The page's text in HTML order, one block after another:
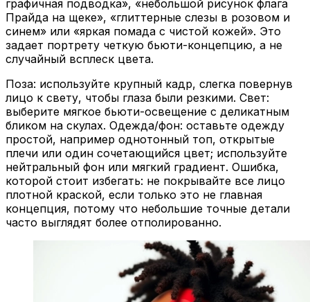
синем» или «яркая помада с чистой кожей». Это
задает портрету четкую бьюти-концепцию, а не
случайный всплеск цвета.
Поза: используйте крупный кадр, слегка повернув
лицо к свету, чтобы глаза были резкими. Свет:
выберите мягкое бьюти-освещение с деликатным
бликом на скулах. Одежда/фон: оставьте одежду
простой, например однотонный топ, открытые
плечи или один сочетающийся цвет; используйте
нейтральный фон или мягкий градиент. Ошибка,
которой стоит избегать: не покрывайте все лицо
плотной краской, если только это не главная
концепция, потому что небольшие точные детали
часто выглядят более отполированно.